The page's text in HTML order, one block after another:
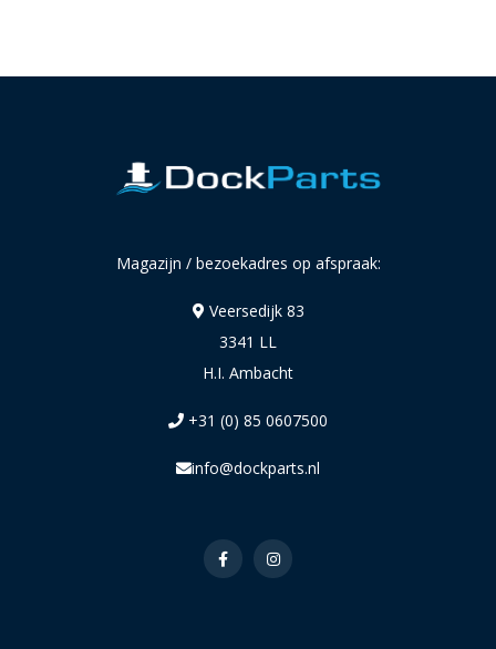
Magazijn / bezoekadres op afspraak:
Veersedijk 83
3341 LL
H.I. Ambacht
+31 (0) 85 0607500
info@dockparts.nl